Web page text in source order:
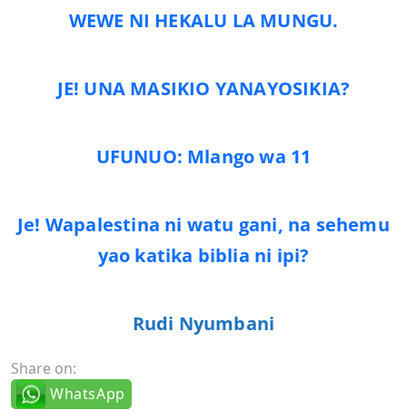
WEWE NI HEKALU LA MUNGU.
JE! UNA MASIKIO YANAYOSIKIA?
UFUNUO: Mlango wa 11
Je! Wapalestina ni watu gani, na sehemu
yao katika biblia ni ipi?
Rudi Nyumbani
Share on:
WhatsApp